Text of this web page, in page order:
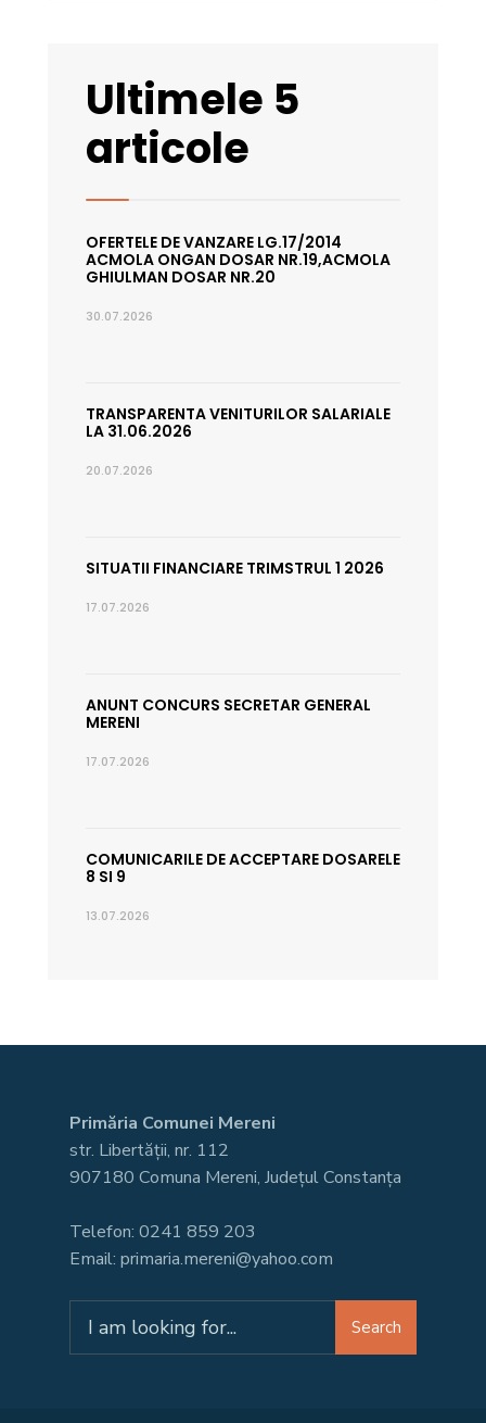
Ultimele 5
articole
OFERTELE DE VANZARE LG.17/2014
ACMOLA ONGAN DOSAR NR.19,ACMOLA
GHIULMAN DOSAR NR.20
30.07.2026
TRANSPARENTA VENITURILOR SALARIALE
LA 31.06.2026
20.07.2026
SITUATII FINANCIARE TRIMSTRUL 1 2026
17.07.2026
ANUNT CONCURS SECRETAR GENERAL
MERENI
17.07.2026
COMUNICARILE DE ACCEPTARE DOSARELE
8 SI 9
13.07.2026
Primăria Comunei Mereni
str. Libertății, nr. 112
907180 Comuna Mereni, Județul Constanța
Telefon: 0241 859 203
Email: primaria.mereni@yahoo.com
for:
Search